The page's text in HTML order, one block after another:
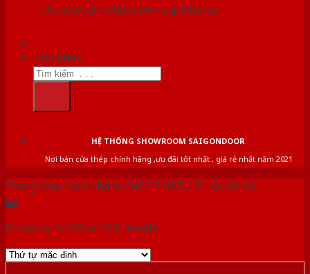
Chưa có sản phẩm trong giỏ hàng.
Tìm kiếm:
HỆ THỐNG SHOWROOM SAIGONDOOR
Nơi bán cửa thép chính hãng ,ưu đãi tốt nhất , giá rẻ nhất năm 2021
Trang chủ /Sản phẩm / NỘI THẤT / Tủ Quần Áo
Lọc
Showing 1–100 of 101 results